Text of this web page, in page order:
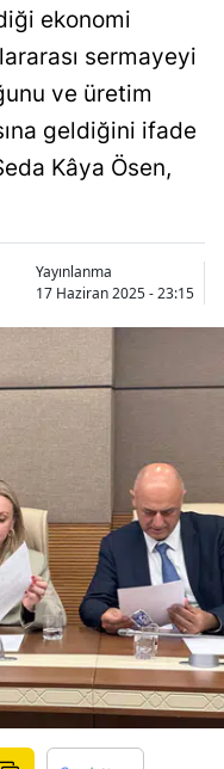
ekonomi
sermayeyi
ve üretim
geldiğini ifade
Kâya Ösen,
Yayınlanma
17 Haziran 2025 - 23:15